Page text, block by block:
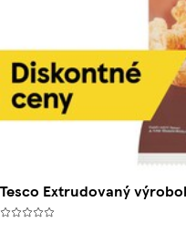
Tesco Extrudovaný